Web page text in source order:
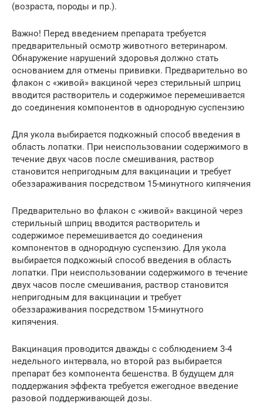
(возраста, породы и пр.).
Важно! Перед введением препарата требуется
предварительный осмотр животного ветеринаром.
Обнаружение нарушений здоровья должно стать
основанием для отмены прививки. Предварительно во
флакон с «живой» вакциной через стерильный шприц
вводится растворитель и содержимое перемешивается
до соединения компонентов в однородную суспензию
Для укола выбирается подкожный способ введения в
область лопатки. При неиспользовании содержимого в
течение двух часов после смешивания, раствор
становится непригодным для вакцинации и требует
обеззараживания посредством 15-минутного кипячения
Предварительно во флакон с «живой» вакциной через
стерильный шприц вводится растворитель и
содержимое перемешивается до соединения
компонентов в однородную суспензию. Для укола
выбирается подкожный способ введения в область
лопатки. При неиспользовании содержимого в течение
двух часов после смешивания, раствор становится
непригодным для вакцинации и требует
обеззараживания посредством 15-минутного
кипячения.
Вакцинация проводится дважды с соблюдением 3-4
недельного интервала, но второй раз выбирается
препарат без компонента бешенства. В будущем для
поддержания эффекта требуется ежегодное введение
разовой поддерживающей дозы.